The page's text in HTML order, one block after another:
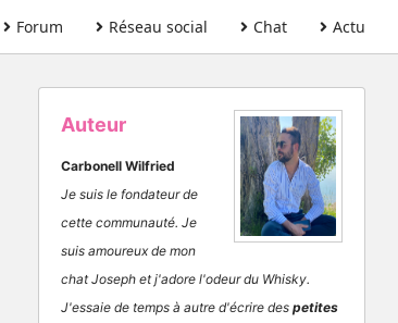
Forum Réseau social Chat Actu
Auteur
Carbonell Wilfried
Je suis le fondateur de
cette communauté. Je
suis amoureux de mon
chat Joseph et j'adore l'odeur du Whisky.
J'essaie de temps à autre d'écrire des petites